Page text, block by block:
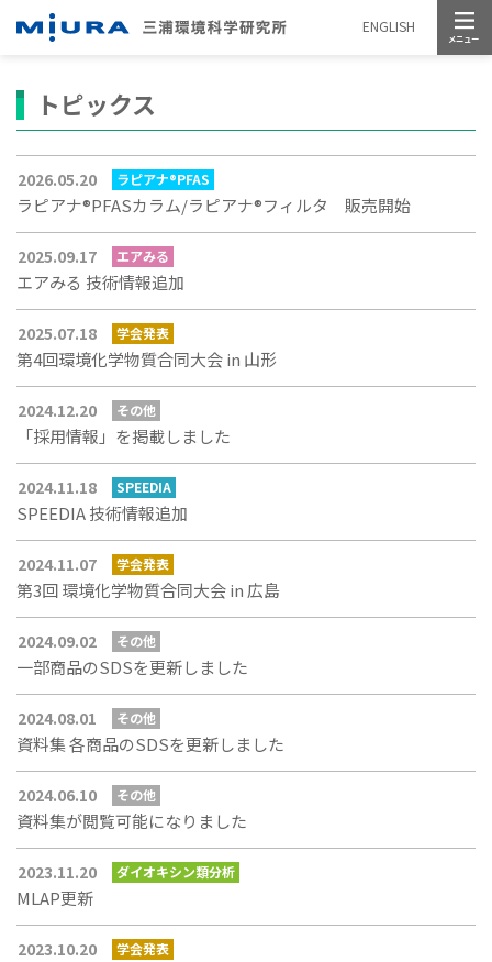
ENGLISH
トピックス
2026.05.20 ラピアナ®PFAS
ラピアナ®PFASカラム/ラピアナ®フィルタ 販売開始
2025.09.17 エアみる
エアみる 技術情報追加
2025.07.18 学会発表
第4回環境化学物質合同大会 in 山形
2024.12.20 その他
「採用情報」を掲載しました
2024.11.18 SPEEDIA
SPEEDIA 技術情報追加
2024.11.07 学会発表
第3回 環境化学物質合同大会 in 広島
2024.09.02 その他
一部商品のSDSを更新しました
2024.08.01 その他
資料集 各商品のSDSを更新しました
2024.06.10 その他
資料集が閲覧可能になりました
2023.11.20 ダイオキシン類分析
MLAP更新
2023.10.20 学会発表